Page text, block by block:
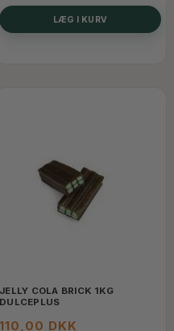
LÆG I KURV
JELLY COLA BRICK 1KG
DULCEPLUS
110,00 DKK